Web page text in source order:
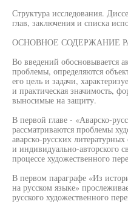
Структура исследования.
глав, заключения и списка
ОСНОВНОЕ СОДЕРЖАНИЕ
Во введений обосновывается
проблемы, определяются
его цель и задачи,
и практическая значимость,
выносимые на защиту.
В первой главе - «Аварско-
рассматриваются проблемы
аварско-русских
и индивидуально-авторского
процессе художественного
В первом параграфе «Из
на русском языке»
русского художественного